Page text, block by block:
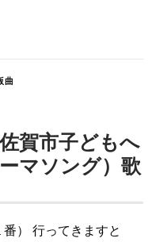
曲
賀市子どもへ
マソング）歌
番） 行ってきますと